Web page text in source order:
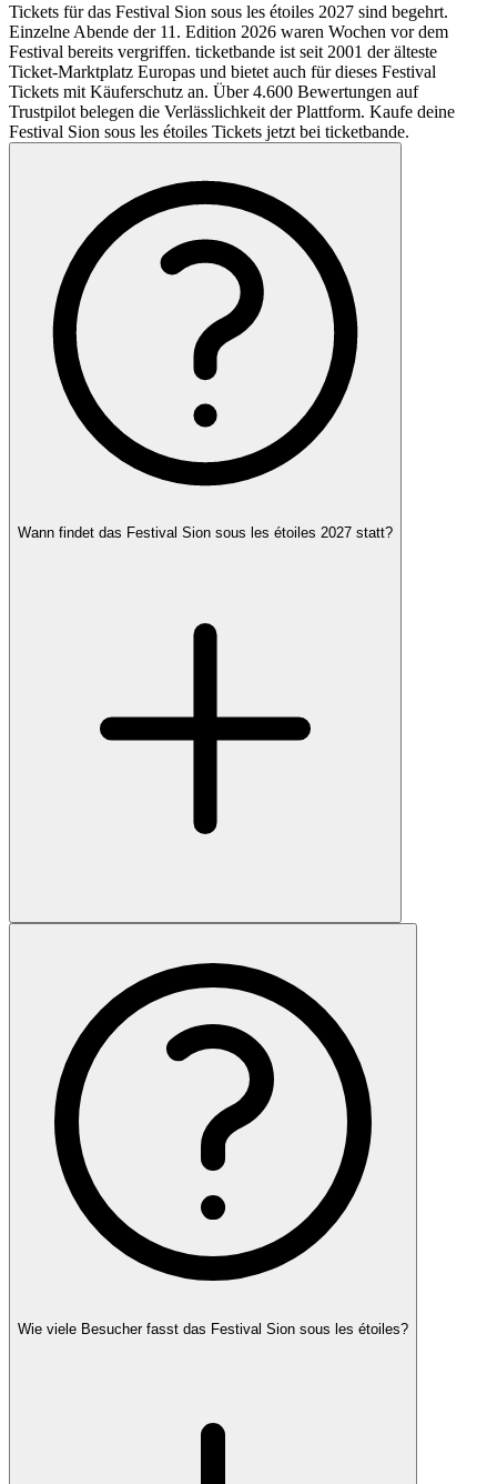
Tickets für das Festival Sion sous les étoiles 2027 sind begehrt.
Einzelne Abende der 11. Edition 2026 waren Wochen vor dem
Festival bereits vergriffen. ticketbande ist seit 2001 der älteste
Ticket-Marktplatz Europas und bietet auch für dieses Festival
Tickets mit Käuferschutz an. Über 4.600 Bewertungen auf
Trustpilot belegen die Verlässlichkeit der Plattform. Kaufe deine
Festival Sion sous les étoiles Tickets jetzt bei ticketbande.
Wann findet das Festival Sion sous les étoiles 2027 statt?
Wie viele Besucher fasst das Festival Sion sous les étoiles?